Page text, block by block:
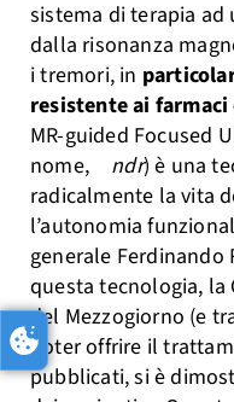
sistema di terapia
dalla risonanza
i tremori, in
resistente ai
MR-guided
nome, ndr) è una
radicalmente la vita
l’autonomia
generale Ferdinando
questa tecnologia, la
del Mezzogiorno (e
poter offrire il
pubblicati, si è